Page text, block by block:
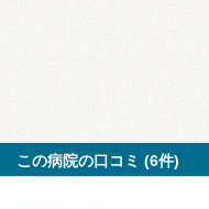
この病院の口コミ (6件)